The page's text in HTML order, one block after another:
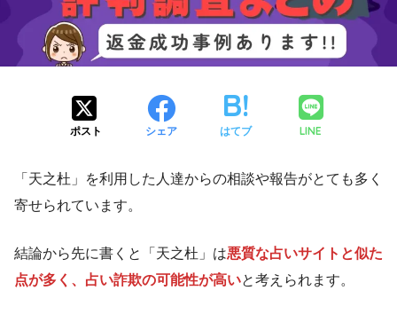
ポスト シェア はてブ LINE
「天之杜」を利用した人達からの相談や報告がとても多く
寄せられています。
結論から先に書くと「天之杜」は悪質な占いサイトと似た
点が多く、占い詐欺の可能性が高いと考えられます。